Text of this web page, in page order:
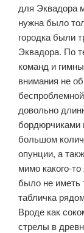
для Эквадора
нужна было
городка были
Эквадора. По
команд и
внимания не
довольно
бордюрчиками
большом
опунции, а
мимо какого-
было не иметь
табличка
Вроде как
стрелы в